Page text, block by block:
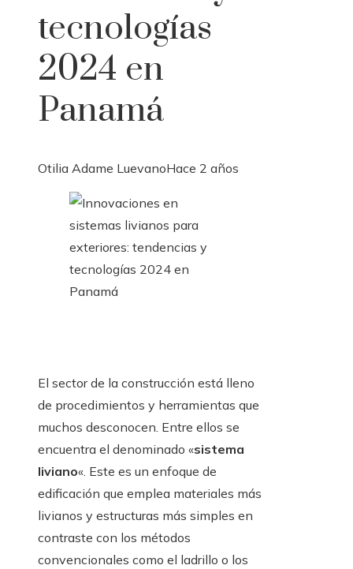
tecnologías
2024 en
Panamá
Otilia Adame LuevanoHace 2 años
El sector de la construcción está lleno
de procedimientos y herramientas que
muchos desconocen. Entre ellos se
encuentra el denominado «sistema
liviano«. Este es un enfoque de
edificación que emplea materiales más
livianos y estructuras más simples en
contraste con los métodos
convencionales como el ladrillo o los